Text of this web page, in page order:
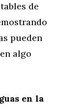
de
pueden
algo
en la